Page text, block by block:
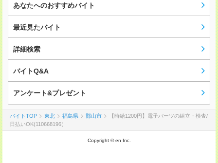
あなたへのおすすめバイト
最近見たバイト
詳細検索
バイトQ&A
アンケート&プレゼント
バイトTOP 東北 福島県 郡山市
【時給1200円】電子パーツの組立・検査/
日払いOK(110668196）
Copyright © en Inc.